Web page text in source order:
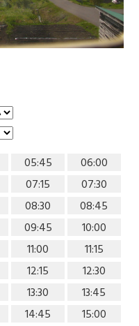
05:45
06:00
07:15
07:30
08:30
08:45
09:45
10:00
11:00
11:15
12:15
12:30
13:30
13:45
14:45
15:00